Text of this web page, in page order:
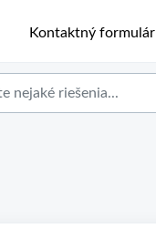
Kontaktný formulár